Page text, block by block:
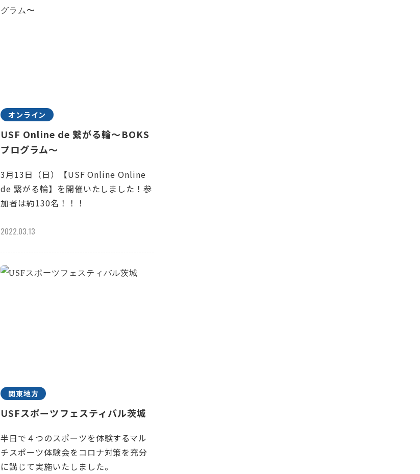
オンライン
USF Online de 繋がる輪～BOKS
プログラム〜
3月13日（日）【USF Online Online
de 繋がる輪】を開催いたしました！参
加者は約130名！！！
2022.03.13
関東地方
USFスポーツフェスティバル茨城
半日で４つのスポーツを体験するマル
チスポーツ体験会をコロナ対策を充分
に講じて実施いたしました。